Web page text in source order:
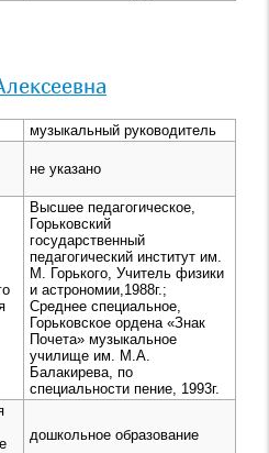
музыкальный руководитель
не указано
Высшее педагогическое,
Горьковский
государственный
педагогический институт им.
М. Горького, Учитель физики
и астрономии,1988г.;
Среднее специальное,
Горьковское ордена «Знак
Почета» музыкальное
училище им. М.А.
Балакирева, по
специальности пение, 1993г.
дошкольное образование